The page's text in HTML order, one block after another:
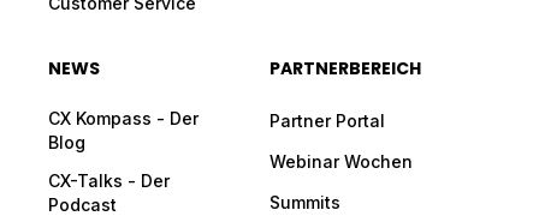
NEWS
CX Kompass - Der
Blog
CX-Talks - Der
Podcast
PARTNERBEREICH
Partner Portal
Webinar Wochen
Summits